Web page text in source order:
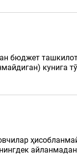
бюджет
кунига